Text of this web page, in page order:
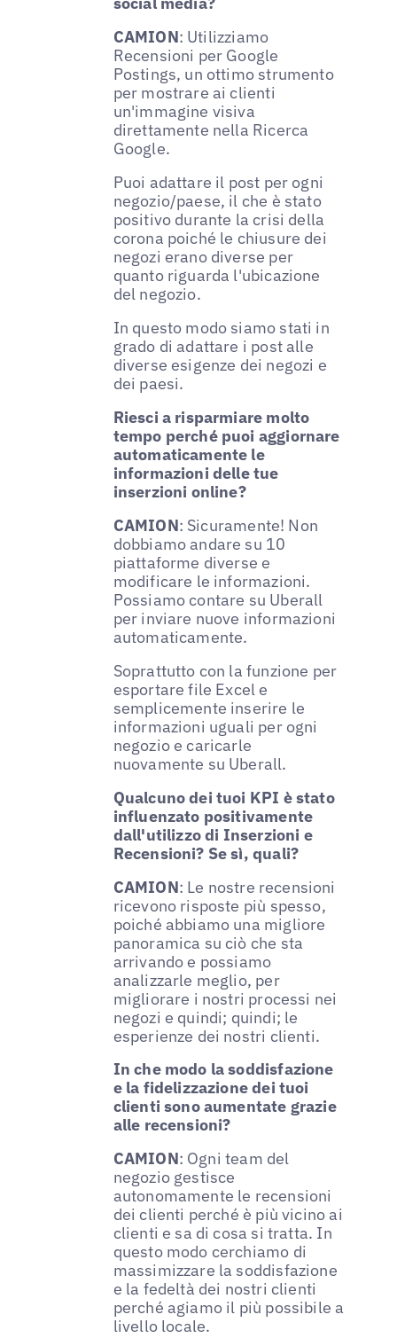
CAMION: Utilizziamo
Recensioni per Google
Postings, un ottimo strumento
per mostrare ai clienti
un'immagine visiva
direttamente nella Ricerca
Google.
Puoi adattare il post per ogni
negozio/paese, il che è stato
positivo durante la crisi della
corona poiché le chiusure dei
negozi erano diverse per
quanto riguarda l'ubicazione
del negozio.
In questo modo siamo stati in
grado di adattare i post alle
diverse esigenze dei negozi e
dei paesi.
Riesci a risparmiare molto
tempo perché puoi aggiornare
automaticamente le
informazioni delle tue
inserzioni online?
CAMION: Sicuramente! Non
dobbiamo andare su 10
piattaforme diverse e
modificare le informazioni.
Possiamo contare su Uberall
per inviare nuove informazioni
automaticamente.
Soprattutto con la funzione per
esportare file Excel e
semplicemente inserire le
informazioni uguali per ogni
negozio e caricarle
nuovamente su Uberall.
Qualcuno dei tuoi KPI è stato
influenzato positivamente
dall'utilizzo di Inserzioni e
Recensioni? Se sì, quali?
CAMION: Le nostre recensioni
ricevono risposte più spesso,
poiché abbiamo una migliore
panoramica su ciò che sta
arrivando e possiamo
analizzarle meglio, per
migliorare i nostri processi nei
negozi e quindi; quindi; le
esperienze dei nostri clienti.
In che modo la soddisfazione
e la fidelizzazione dei tuoi
clienti sono aumentate grazie
alle recensioni?
CAMION: Ogni team del
negozio gestisce
autonomamente le recensioni
dei clienti perché è più vicino ai
clienti e sa di cosa si tratta. In
questo modo cerchiamo di
massimizzare la soddisfazione
e la fedeltà dei nostri clienti
perché agiamo il più possibile a
livello locale.